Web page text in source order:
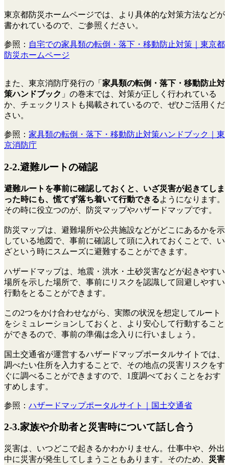
東京都防災ホームページでは、より具体的な対策方法などが
書かれているので、ご参照ください。
参照： 自宅での家具類の転倒・落下・移動防止対策｜東京都
防災ホームページ
また、東京消防庁発行の「 家具類の転倒・落下・移動防止対
策ハンドブック 」の巻末では、対策が正しく行われている
か、チェックリストも掲載されているので、ぜひご活用くだ
さい。
参照： 家具類の転倒・落下・移動防止対策ハンドブック｜東
京消防庁
2-2.避難ルートの確認
避難ルートを事前に確認しておくと、いざ災害が起きてしま
った時にも、慌てず落ち着いて行動できるようになります。
その時に役立つのが、防災マップやハザードマップです。
防災マップは、避難場所や公共施設などがどこにあるかを示
している地図で、事前に確認して頭に入れておくことで、い
ざという時にスムーズに避難することができます。
ハザードマップは、地震・洪水・土砂災害などが起きやすい
場所を示した場所で、事前にリスクを認識して回避しやすい
行動をとることができます。
この2つをかけ合わせながら、実際の状況を想定してルート
をシミュレーションしておくと、より安心して行動すること
ができるので、事前の準備は念入りに行いましょう。
国土交通省が運営するハザードマップポータルサイトでは、
調べたい住所を入力することで、その地点の災害リスクをす
ぐに調べることができますので、1度調べておくことをおす
すめします。
参照： ハザードマップポータルサイト｜国土交通省
2-3.家族や介助者と災害時について話し合う
災害は、いつどこで起きるかわかりません。仕事中や、外出
中に災害が発生してしまうこともあります。そのため、 災害